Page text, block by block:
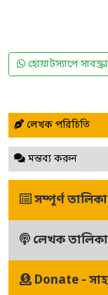
হোয়াটস্যাপে
লেখক পরিচিতি
মন্তব্য করুন
সম্পূর্ণ তালিকা
লেখক তালিকা
Donate -